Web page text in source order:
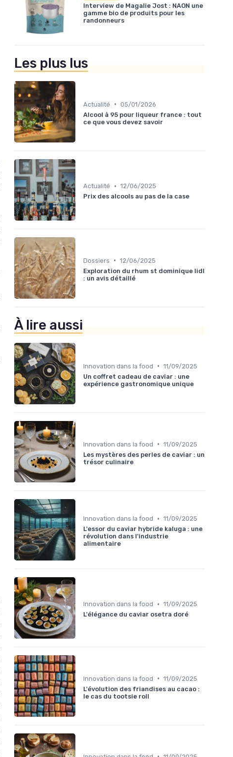
Interview de Magalie Jost : NAON une
gamme bio de produits pour les
randonneurs
Les plus lus
Actualité • 05/01/2026
Alcool à 95 pour liqueur france : tout
ce que vous devez savoir
Actualité • 12/06/2025
Prix des alcools au pas de la case
Dossiers • 12/06/2025
Exploration du rhum st dominique lidl
: un avis détaillé
À lire aussi
Innovation dans la food • 11/09/2025
Un coffret cadeau de caviar : une
expérience gastronomique unique
Innovation dans la food • 11/09/2025
Les mystères des perles de caviar : un
trésor culinaire
Innovation dans la food • 11/09/2025
L'essor du caviar hybride kaluga : une
révolution dans l'industrie
alimentaire
Innovation dans la food • 11/09/2025
L'élégance du caviar osetra doré
Innovation dans la food • 11/09/2025
L'évolution des friandises au cacao :
le cas du tootsie roll